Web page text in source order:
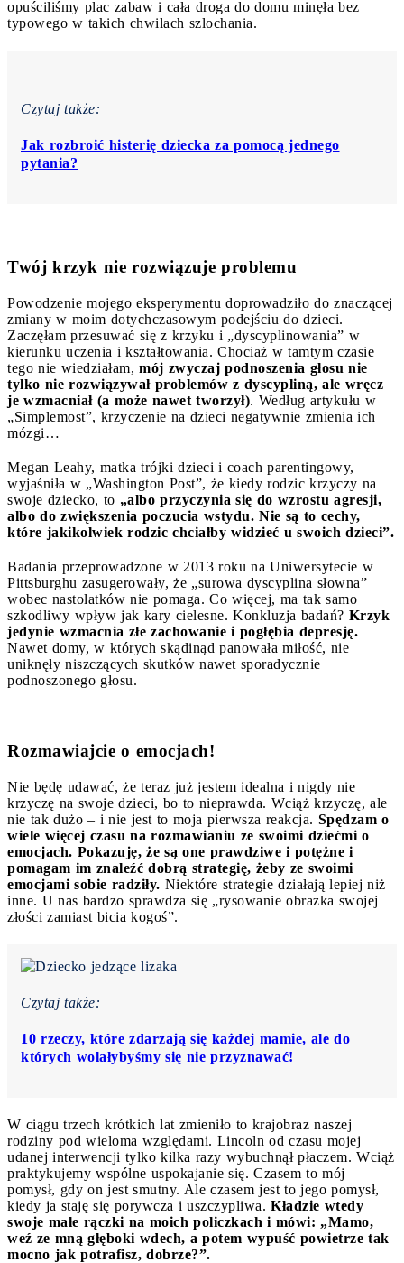
opuściliśmy plac zabaw i cała droga do domu minęła bez
typowego w takich chwilach szlochania.
Czytaj także:
Jak rozbroić histerię dziecka za pomocą jednego
pytania?
Twój krzyk nie rozwiązuje problemu
Powodzenie mojego eksperymentu doprowadziło do znaczącej
zmiany w moim dotychczasowym podejściu do dzieci.
Zaczęłam przesuwać się z krzyku i „dyscyplinowania” w
kierunku uczenia i kształtowania. Chociaż w tamtym czasie
tego nie wiedziałam, mój zwyczaj podnoszenia głosu nie
tylko nie rozwiązywał problemów z dyscypliną, ale wręcz
je wzmacniał (a może nawet tworzył). Według artykułu w
„Simplemost”, krzyczenie na dzieci negatywnie zmienia ich
mózgi…
Megan Leahy, matka trójki dzieci i coach parentingowy,
wyjaśniła w „Washington Post”, że kiedy rodzic krzyczy na
swoje dziecko, to „albo przyczynia się do wzrostu agresji,
albo do zwiększenia poczucia wstydu. Nie są to cechy,
które jakikolwiek rodzic chciałby widzieć u swoich dzieci”.
Badania przeprowadzone w 2013 roku na Uniwersytecie w
Pittsburghu zasugerowały, że „surowa dyscyplina słowna”
wobec nastolatków nie pomaga. Co więcej, ma tak samo
szkodliwy wpływ jak kary cielesne. Konkluzja badań? Krzyk
jedynie wzmacnia złe zachowanie i pogłębia depresję.
Nawet domy, w których skądinąd panowała miłość, nie
uniknęły niszczących skutków nawet sporadycznie
podnoszonego głosu.
Rozmawiajcie o emocjach!
Nie będę udawać, że teraz już jestem idealna i nigdy nie
krzyczę na swoje dzieci, bo to nieprawda. Wciąż krzyczę, ale
nie tak dużo – i nie jest to moja pierwsza reakcja. Spędzam o
wiele więcej czasu na rozmawianiu ze swoimi dziećmi o
emocjach. Pokazuję, że są one prawdziwe i potężne i
pomagam im znaleźć dobrą strategię, żeby ze swoimi
emocjami sobie radziły. Niektóre strategie działają lepiej niż
inne. U nas bardzo sprawdza się „rysowanie obrazka swojej
złości zamiast bicia kogoś”.
Czytaj także:
10 rzeczy, które zdarzają się każdej mamie, ale do
których wolałybyśmy się nie przyznawać!
W ciągu trzech krótkich lat zmieniło to krajobraz naszej
rodziny pod wieloma względami. Lincoln od czasu mojej
udanej interwencji tylko kilka razy wybuchnął płaczem. Wciąż
praktykujemy wspólne uspokajanie się. Czasem to mój
pomysł, gdy on jest smutny. Ale czasem jest to jego pomysł,
kiedy ja staję się porywcza i uszczypliwa. Kładzie wtedy
swoje małe rączki na moich policzkach i mówi: „Mamo,
weź ze mną głęboki wdech, a potem wypuść powietrze tak
mocno jak potrafisz, dobrze?”.